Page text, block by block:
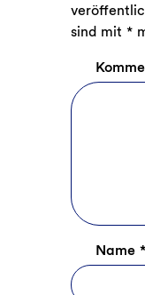
sind mit *
Name *